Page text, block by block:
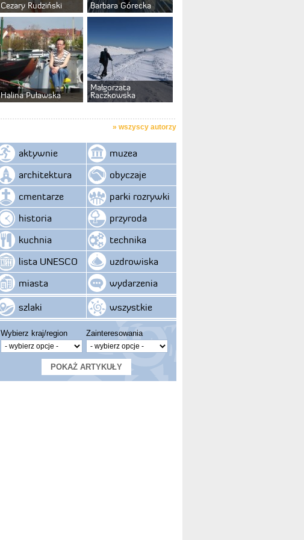
Cezary Rudziński Barbara Górecka
Halina Puławska
Małgorzata
Raczkowska
» wszyscy autorzy
aktywnie
architektura
cmentarze
historia
kuchnia
lista UNESCO
miasta
szlaki
muzea
obyczaje
parki rozrywki
przyroda
technika
uzdrowiska
wydarzenia
wszystkie
Wybierz kraj/region Zainteresowania